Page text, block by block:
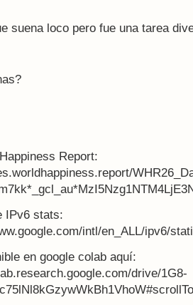
suena loco pero fue una tarea
Report:
IPv6 stats:
intl/en_ALL/ipv6/
en google colab aquí:
drive/1G8-